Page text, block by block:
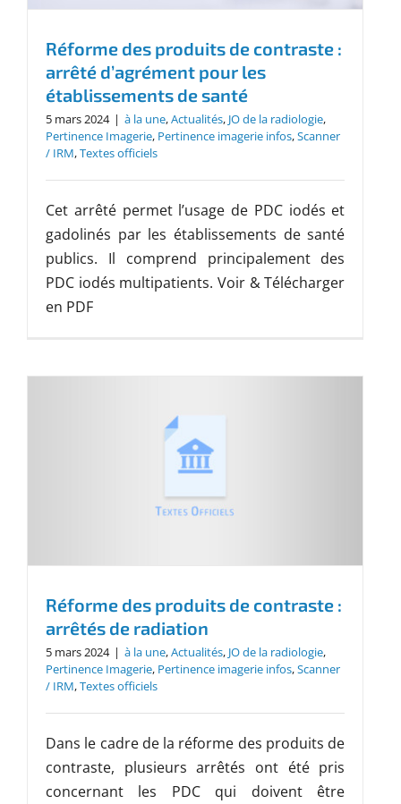
Réforme des produits de contraste :
arrêté d’agrément pour les
établissements de santé
5 mars 2024 | à la une,Actualités, JO de la radiologie,
Pertinence Imagerie, Pertinence imagerie infos,Scanner
/ IRM,Textes officiels
Cet arrêté permet l’usage de PDC iodés et
gadolinés par les établissements de santé
publics. Il comprend principalement des
PDC iodés multipatients. Voir & Télécharger
en PDF
Réforme des produits de contraste :
arrêtés de radiation
5 mars 2024 | à la une,Actualités, JO de la radiologie,
Pertinence Imagerie, Pertinence imagerie infos,Scanner
/ IRM,Textes officiels
Dans le cadre de la réforme des produits de
contraste, plusieurs arrêtés ont été pris
concernant les PDC qui doivent être